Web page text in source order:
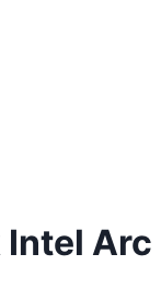
Intel